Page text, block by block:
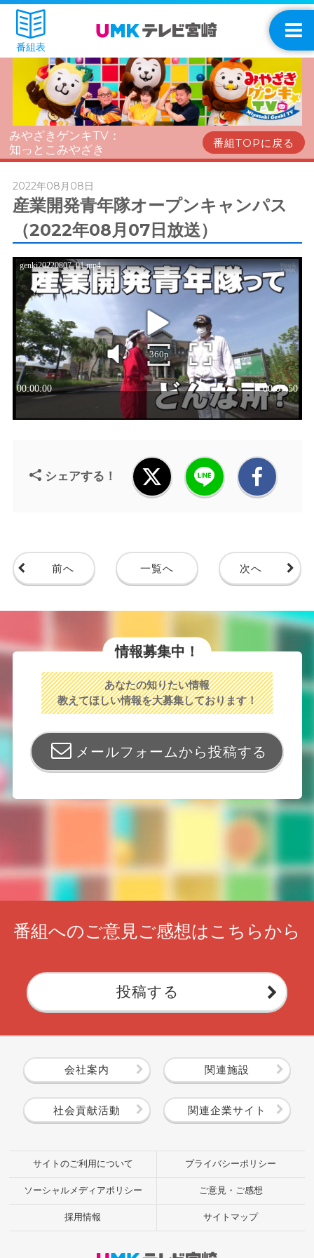
番組表
みやざきゲンキTV：
知っとこみやざき
番組TOPに戻る
2022年08月08日
産業開発青年隊オープンキャンパス
（2022年08月07日放送）
シェアする！
前へ 一覧へ 次へ
情報募集中！
あなたの知りたい情報
教えてほしい情報を大募集しております！
メールフォームから投稿する
番組へのご意見ご感想はこちらから
投稿する
会社案内 関連施設
社会貢献活動 関連企業サイト
サイトのご利用について プライバシーポリシー
ソーシャルメディアポリシー ご意見・ご感想
採用情報 サイトマップ